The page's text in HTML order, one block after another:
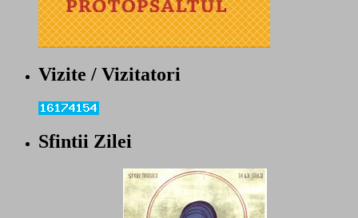
Vizite / Vizitatori
Sfintii Zilei